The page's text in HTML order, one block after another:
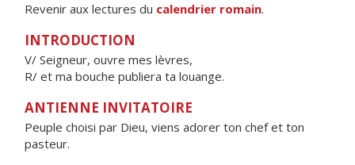
Revenir aux lectures du calendrier romain.
INTRODUCTION
V/ Seigneur, ouvre mes lèvres,
R/ et ma bouche publiera ta louange.
ANTIENNE INVITATOIRE
Peuple choisi par Dieu, viens adorer ton chef et ton
pasteur.